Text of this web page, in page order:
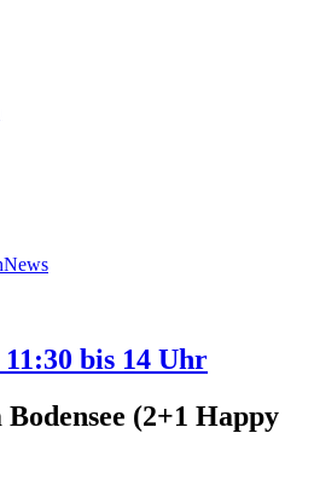
bis 14 Uhr
(2+1 Happy